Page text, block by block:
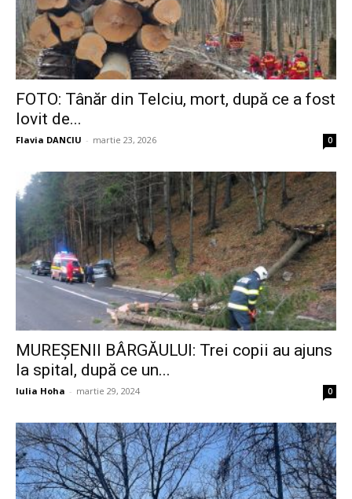
FOTO: Tânăr din Telciu, mort, după ce a fost
lovit de...
Flavia DANCIU - martie 23, 2026 0
MUREȘENII BÂRGĂULUI: Trei copii au ajuns
la spital, după ce un...
Iulia Hoha - martie 29, 2024 0